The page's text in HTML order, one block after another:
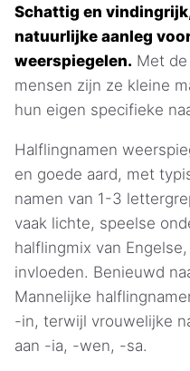
Schattig en
natuurlijke aanleg
weerspiegelen. Met
mensen zijn ze kleine
hun eigen specifieke
Halflingnamen
en goede aard, met
namen van 1-3
vaak lichte, speelse
halflingmix van
invloeden. Benieuwd
Mannelijke
-in, terwijl vrouwelijke
aan -ia, -wen, -sa.